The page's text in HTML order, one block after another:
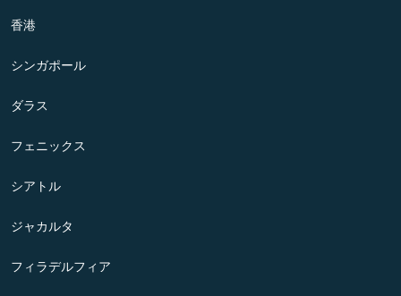
香港
シンガポール
ダラス
フェニックス
シアトル
ジャカルタ
フィラデルフィア